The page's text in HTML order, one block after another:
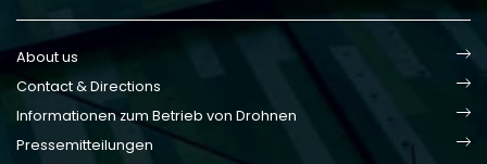
About us
Contact & Directions
Informationen zum Betrieb von Drohnen
Pressemitteilungen